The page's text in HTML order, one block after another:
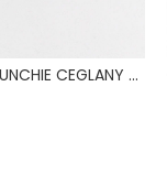
GUMKA DO WŁOSÓW SCRUNCHIE CEGLANY TERRACOTTA